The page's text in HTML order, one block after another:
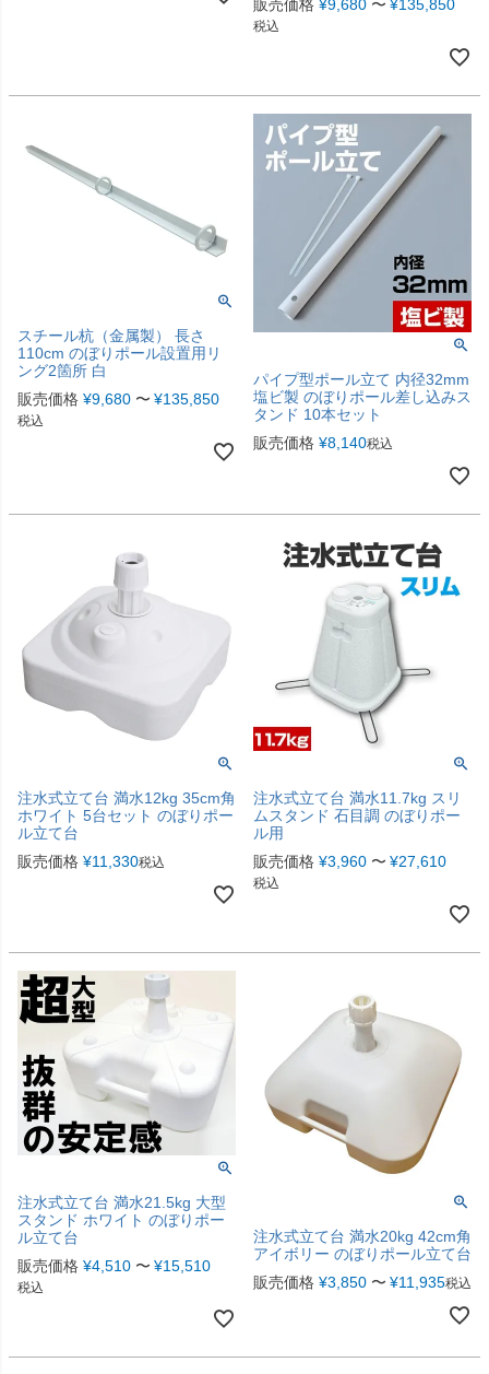
販売価格 ¥9,680 〜 ¥135,850
税込
スチール杭（金属製） 長さ
110cm のぼりポール設置用リ
ング2箇所 白
販売価格 ¥9,680 〜 ¥135,850
税込
パイプ型ポール立て 内径32mm
塩ビ製 のぼりポール差し込みス
タンド 10本セット
販売価格 ¥8,140税込
注水式立て台 満水12kg 35cm角
ホワイト 5台セット のぼりポー
ル立て台
販売価格 ¥11,330税込
注水式立て台 満水11.7kg スリ
ムスタンド 石目調 のぼりポー
ル用
販売価格 ¥3,960 〜 ¥27,610
税込
注水式立て台 満水21.5kg 大型
スタンド ホワイト のぼりポー
ル立て台
販売価格 ¥4,510 〜 ¥15,510
税込
注水式立て台 満水20kg 42cm角
アイボリー のぼりポール立て台
販売価格 ¥3,850 〜 ¥11,935税込